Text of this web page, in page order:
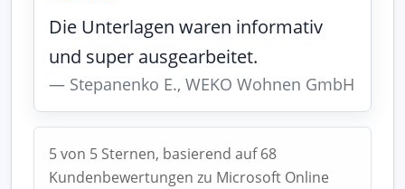
Die Unterlagen waren informativ
und super ausgearbeitet.
Stepanenko E., WEKO Wohnen GmbH
5 von 5 Sternen, basierend auf 68
Kundenbewertungen zu Microsoft Online